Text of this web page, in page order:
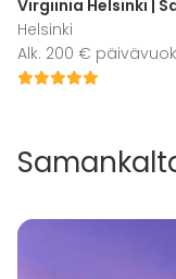
Virgiinia Helsinki |
Helsinki
Alk. 200 €